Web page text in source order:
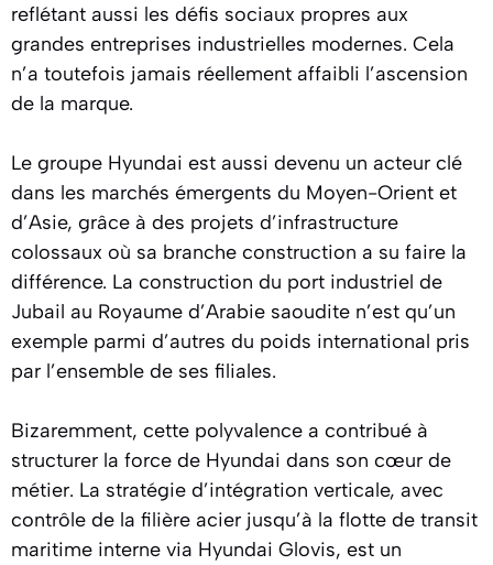
reflétant aussi les défis sociaux propres aux
grandes entreprises industrielles modernes. Cela
n’a toutefois jamais réellement affaibli l’ascension
de la marque.
Le groupe Hyundai est aussi devenu un acteur clé
dans les marchés émergents du Moyen-Orient et
d’Asie, grâce à des projets d’infrastructure
colossaux où sa branche construction a su faire la
différence. La construction du port industriel de
Jubail au Royaume d’Arabie saoudite n’est qu’un
exemple parmi d’autres du poids international pris
par l’ensemble de ses filiales.
Bizaremment, cette polyvalence a contribué à
structurer la force de Hyundai dans son cœur de
métier. La stratégie d’intégration verticale, avec
contrôle de la filière acier jusqu’à la flotte de transit
maritime interne via Hyundai Glovis, est un